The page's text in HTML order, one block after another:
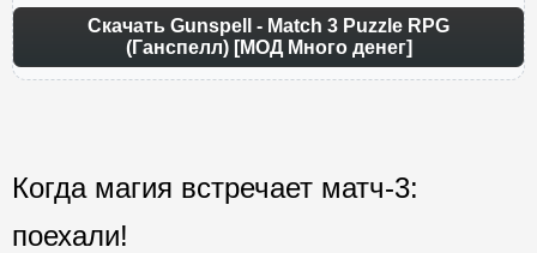
Скачать Gunspell - Match 3 Puzzle RPG
(Ганспелл) [МОД Много денег]
Когда магия встречает матч-3:
поехали!